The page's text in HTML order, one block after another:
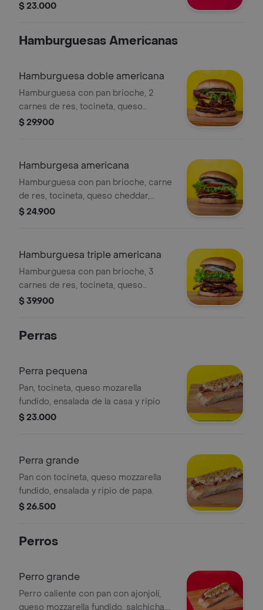
$ 23.000
Hamburguesas Americanas
Hamburguesa doble americana
Hamburguesa con pan brioche, 2
carnes de res, tocineta, queso
cheddar, tomate rojo, lechuga, cebolla
$ 29.900
Hamburgesa americana
Hamburguesa con pan brioche, carne
de res, tocineta, queso cheddar,
tomate rojo, lechuga, cebolla y
$ 24.900
Hamburguesa triple americana
Hamburguesa con pan brioche, 3
carnes de res, tocineta, queso
cheddar, tomate rojo, lechuga, cebolla
$ 39.900
Perras
Perra pequena
Pan, tocineta, queso mozarella
fundido, ensalada de la casa y ripio
$ 23.000
Perra grande
Pan con tocineta, queso mozzarella
fundido, ensalada y ripio de papa.
$ 26.500
Perros
Perro grande
Perro caliente con pan con ajonjolí,
queso mozzarella fundido, salchicha,